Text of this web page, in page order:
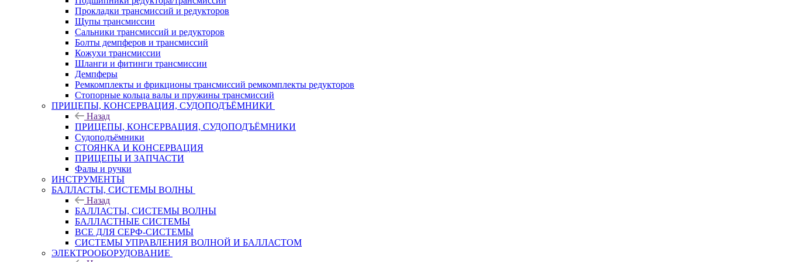
Прокладки трансмиссий и редукторов
Щупы трансмиссии
Сальники трансмиссий и редукторов
Болты демпферов и трансмиссий
Кожухи трансмиссии
Шланги и фитинги трансмиссии
Демпферы
Ремкомплекты и фрикционы трансмиссий ремкомплекты редукторов
Стопорные кольца валы и пружины трансмиссий
ПРИЦЕПЫ, КОНСЕРВАЦИЯ, СУДОПОДЪЁМНИКИ
Назад
ПРИЦЕПЫ, КОНСЕРВАЦИЯ, СУДОПОДЪЁМНИКИ
Судоподъёмники
СТОЯНКА И КОНСЕРВАЦИЯ
ПРИЦЕПЫ И ЗАПЧАСТИ
Фалы и ручки
ИНСТРУМЕНТЫ
БАЛЛАСТЫ, СИСТЕМЫ ВОЛНЫ
Назад
БАЛЛАСТЫ, СИСТЕМЫ ВОЛНЫ
БАЛЛАСТНЫЕ СИСТЕМЫ
ВСЕ ДЛЯ СЕРФ-СИСТЕМЫ
СИСТЕМЫ УПРАВЛЕНИЯ ВОЛНОЙ И БАЛЛАСТОМ
ЭЛЕКТРООБОРУДОВАНИЕ